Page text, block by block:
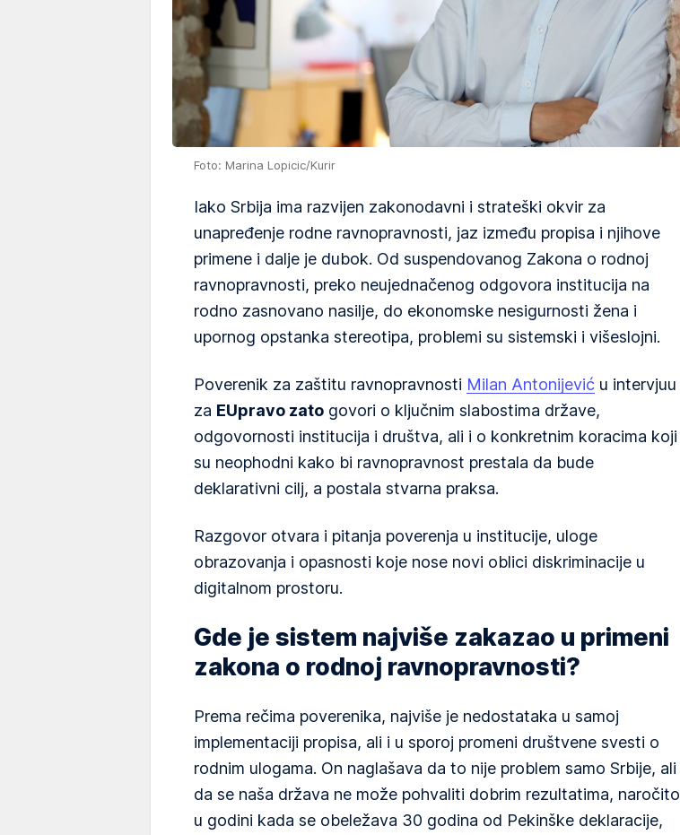
Foto: Marina Lopicic/Kurir
Iako Srbija ima razvijen zakonodavni i strateški okvir za
unapređenje rodne ravnopravnosti, jaz između propisa i njihove
primene i dalje je dubok. Od suspendovanog Zakona o rodnoj
ravnopravnosti, preko neujednačenog odgovora institucija na
rodno zasnovano nasilje, do ekonomske nesigurnosti žena i
upornog opstanka stereotipa, problemi su sistemski i višeslojni.
Poverenik za zaštitu ravnopravnosti Milan Antonijević u intervjuu
za EUpravo zato govori o ključnim slabostima države,
odgovornosti institucija i društva, ali i o konkretnim koracima koji
su neophodni kako bi ravnopravnost prestala da bude
deklarativni cilj, a postala stvarna praksa.
Razgovor otvara i pitanja poverenja u institucije, uloge
obrazovanja i opasnosti koje nose novi oblici diskriminacije u
digitalnom prostoru.
Gde je sistem najviše zakazao u primeni
zakona o rodnoj ravnopravnosti?
Prema rečima poverenika, najviše je nedostataka u samoj
implementaciji propisa, ali i u sporoj promeni društvene svesti o
rodnim ulogama. On naglašava da to nije problem samo Srbije, ali
da se naša država ne može pohvaliti dobrim rezultatima, naročito
u godini kada se obeležava 30 godina od Pekinške deklaracije,